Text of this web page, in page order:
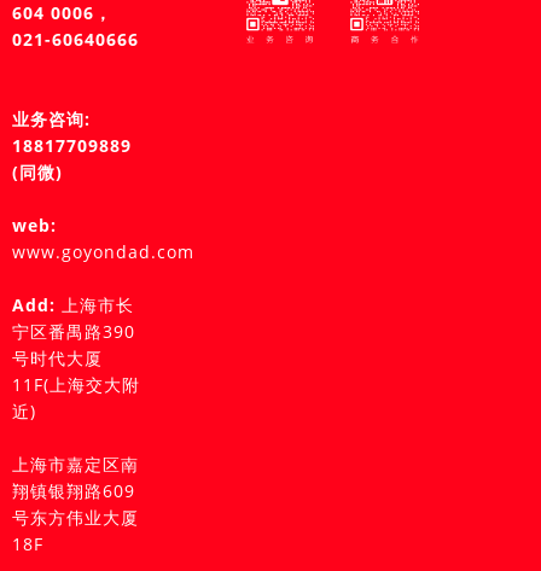
604 0006，
021-60640666
业务咨询:
18817709889
(同微)
web:
www.goyondad.com
Add: 上海市长
宁区番禺路390
号时代大厦
11F(上海交大附
近)
上海市嘉定区南
翔镇银翔路609
号东方伟业大厦
18F